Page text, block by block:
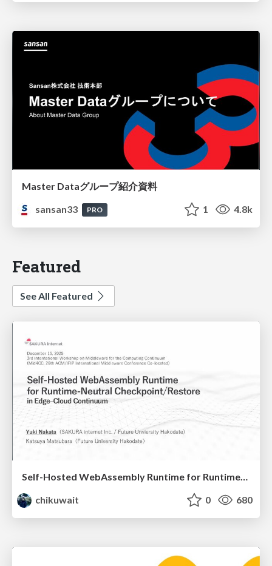
Master Dataグループ紹介資料
sansan33
PRO 1 4.8k
Featured
See All Featured
Self-Hosted WebAssembly Runtime for Runtime-Neutral Checkpoint/Restore in Edge–Cloud Continuum
chikuwait
0 680